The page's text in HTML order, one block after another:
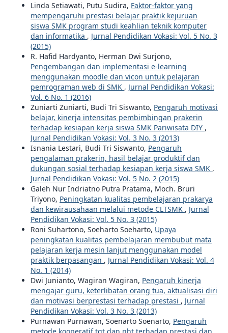
Linda Setiawati, Putu Sudira, Faktor-faktor yang
mempengaruhi prestasi belajar praktik kejuruan
siswa SMK program studi keahlian teknik komputer
dan informatika , Jurnal Pendidikan Vokasi: Vol. 5 No. 3
(2015)
R. Hafid Hardyanto, Herman Dwi Surjono,
Pengembangan dan implementasi e-learning
menggunakan moodle dan vicon untuk pelajaran
pemrograman web di SMK , Jurnal Pendidikan Vokasi:
Vol. 6 No. 1 (2016)
Zuniarti Zuniarti, Budi Tri Siswanto, Pengaruh motivasi
belajar, kinerja intensitas pembimbingan prakerin
terhadap kesiapan kerja siswa SMK Pariwisata DIY ,
Jurnal Pendidikan Vokasi: Vol. 3 No. 3 (2013)
Isnania Lestari, Budi Tri Siswanto, Pengaruh
pengalaman prakerin, hasil belajar produktif dan
dukungan sosial terhadap kesiapan kerja siswa SMK ,
Jurnal Pendidikan Vokasi: Vol. 5 No. 2 (2015)
Galeh Nur Indriatno Putra Pratama, Moch. Bruri
Triyono, Peningkatan kualitas pembelajaran prakarya
dan kewirausahaan melalui metode CLTSMK , Jurnal
Pendidikan Vokasi: Vol. 5 No. 3 (2015)
Roni Suhartono, Soeharto Soeharto, Upaya
peningkatan kualitas pembelajaran membubut mata
pelajaran kerja mesin lanjut menggunakan model
praktik berpasangan , Jurnal Pendidikan Vokasi: Vol. 4
No. 1 (2014)
Dwi Junianto, Wagiran Wagiran, Pengaruh kinerja
mengajar guru, keterlibatan orang tua, aktualisasi diri
dan motivasi berprestasi terhadap prestasi , Jurnal
Pendidikan Vokasi: Vol. 3 No. 3 (2013)
Purnawan Purnawan, Soenarto Soenarto, Pengaruh